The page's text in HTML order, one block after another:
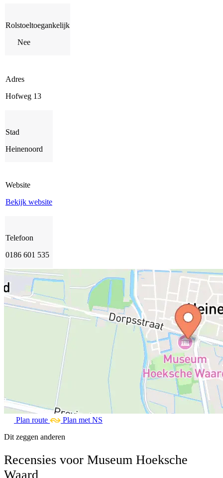
Rolstoeltoegankelijk
Nee
Adres
Hofweg 13
Stad
Heinenoord
Website
Bekijk website
Telefoon
0186 601 535
Plan route
Plan met NS
Dit zeggen anderen
Recensies voor Museum Hoeksche
Waard